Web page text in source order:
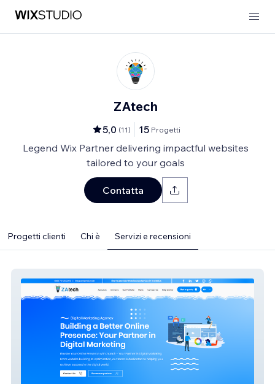
ZAtech
5,0 (11) 15 Progetti
Legend Wix Partner delivering impactful websites
tailored to your goals
Contatta
Progetti clienti Chi è Servizi e recensioni